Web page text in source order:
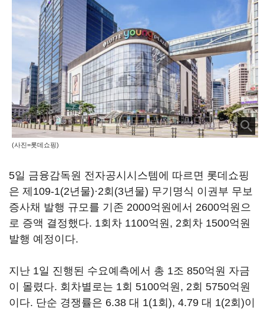
(사진=롯데쇼핑)
5일 금융감독원 전자공시시스템에 따르면 롯데쇼핑
은 제109-1(2년물)·2회(3년물) 무기명식 이권부 무보
증사채 발행 규모를 기존 2000억원에서 2600억원으
로 증액 결정했다. 1회차 1100억원, 2회차 1500억원
발행 예정이다.
지난 1일 진행된 수요예측에서 총 1조 850억원 자금
이 몰렸다. 회차별로는 1회 5100억원, 2회 5750억원
이다. 단순 경쟁률은 6.38 대 1(1회), 4.79 대 1(2회)이